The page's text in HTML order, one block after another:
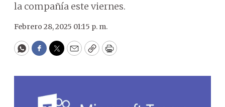
la compañía este viernes.
Febrero 28, 2025 01:15 p. m.
WhatsApp
Facebook
Twitter
EmailCopyPrint